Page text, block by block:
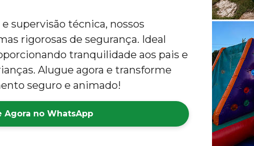
supervisão técnica, nossos
rigorosas de segurança. Ideal
tranquilidade aos pais e
Alugue agora e transforme
seguro e animado!
Agora no WhatsApp